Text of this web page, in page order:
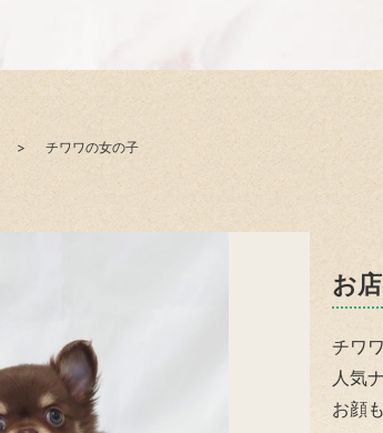
チワワの女の子
お
チワ
人気
お顔